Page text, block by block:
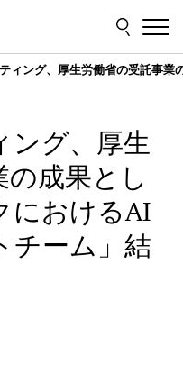
ィング、厚生労働省の受託事
ング、厚生
成果とし
におけるAI
チーム」結